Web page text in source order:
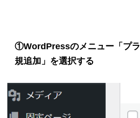
①WordPressのメニュー「プ
規追加」を選択する